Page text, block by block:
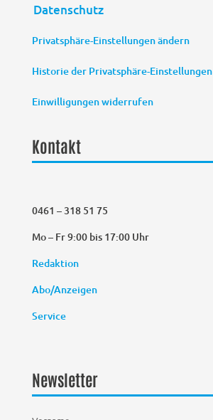
Datenschutz
Privatsphäre-Einstellungen ändern
Historie der Privatsphäre-Einstellungen
Einwilligungen widerrufen
Kontakt
0461 – 318 51 75
Mo – Fr 9:00 bis 17:00 Uhr
Redaktion
Abo/Anzeigen
Service
Newsletter